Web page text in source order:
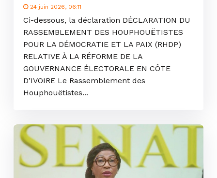
24 juin 2026, 06:11
Ci-dessous, la déclaration DÉCLARATION DU
RASSEMBLEMENT DES HOUPHOUËTISTES
POUR LA DÉMOCRATIE ET LA PAIX (RHDP)
RELATIVE À LA RÉFORME DE LA
GOUVERNANCE ÉLECTORALE EN CÔTE
D’IVOIRE Le Rassemblement des
Houphouëtistes...